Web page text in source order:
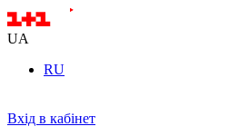
UA
RU
Вхід в кабінет